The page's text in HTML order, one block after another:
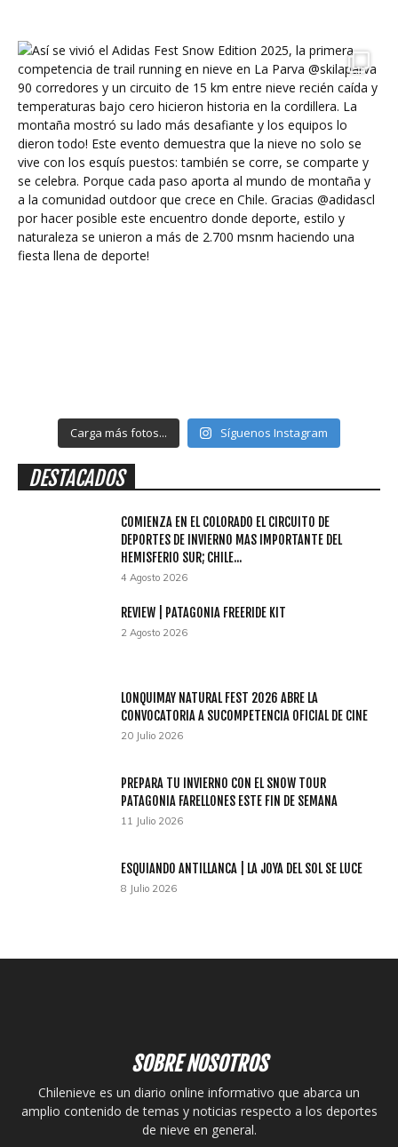
Carga más fotos... Síguenos Instagram
DESTACADOS
COMIENZA EN EL COLORADO EL CIRCUITO DE
DEPORTES DE INVIERNO MAS IMPORTANTE DEL
HEMISFERIO SUR; CHILE...
4 Agosto 2026
REVIEW | PATAGONIA FREERIDE KIT
2 Agosto 2026
LONQUIMAY NATURAL FEST 2026 ABRE LA
CONVOCATORIA A SUCOMPETENCIA OFICIAL DE CINE
20 Julio 2026
PREPARA TU INVIERNO CON EL SNOW TOUR
PATAGONIA FARELLONES ESTE FIN DE SEMANA
11 Julio 2026
ESQUIANDO ANTILLANCA | LA JOYA DEL SOL SE LUCE
8 Julio 2026
SOBRE NOSOTROS
Chilenieve es un diario online informativo que abarca un
amplio contenido de temas y noticias respecto a los deportes
de nieve en general.